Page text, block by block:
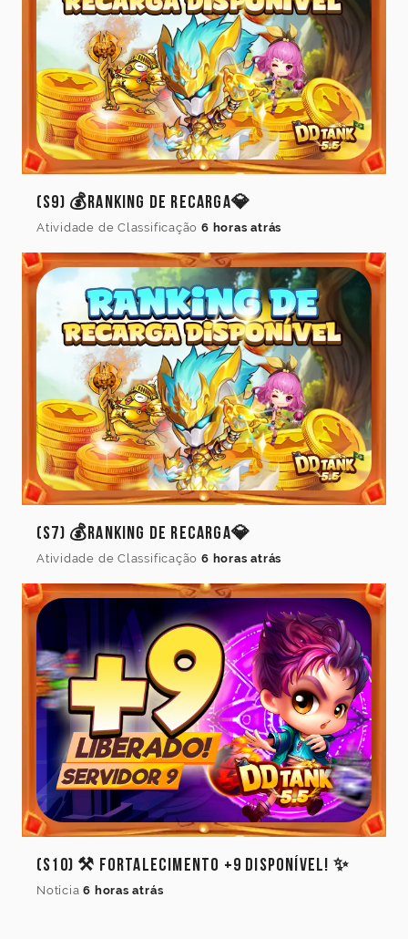
(S9) 💰Ranking de Recarga💎
Atividade de Classificação 6 horas atrás
(S7) 💰Ranking de Recarga💎
Atividade de Classificação 6 horas atrás
(S10) ⚒️ Fortalecimento +9 Disponível! ✨
Notícia 6 horas atrás